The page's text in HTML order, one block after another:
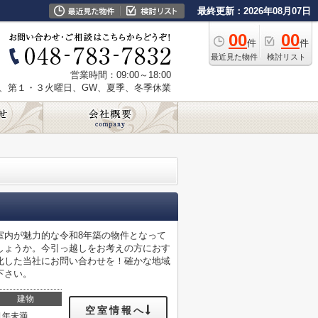
最終更新：2026年08月07日
00件
最近見た物件
00件
検討リスト
営業時間：09:00～18:00
第１・３火曜日、GW、夏季、冬季休業
が魅力的な令和8年築の物件となって
うか。今引っ越しをお考えの方におす
た当社にお問い合わせを！確かな地域
い。
建物
年未満
空室情報へ